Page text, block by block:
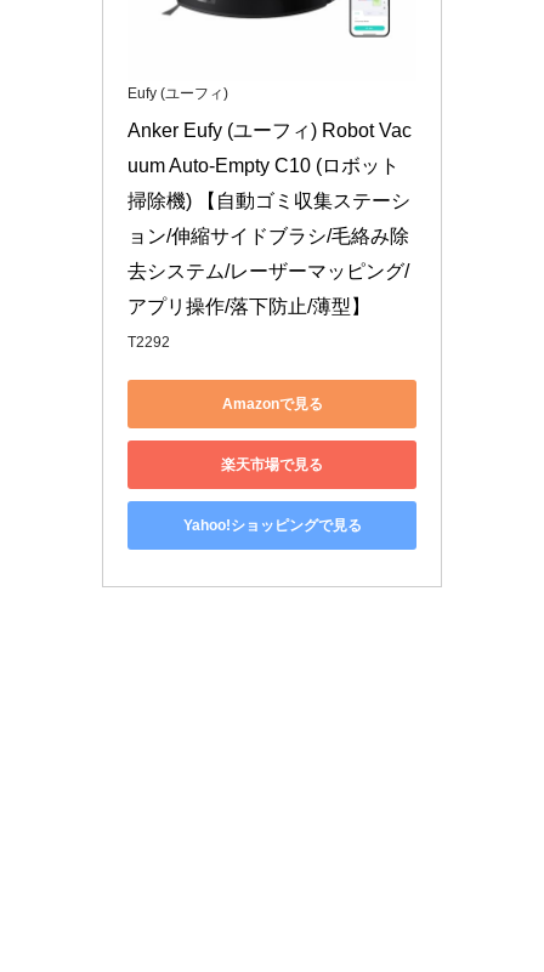
Eufy (ユーフィ)
Anker Eufy (ユーフィ) Robot Vac
uum Auto-Empty C10 (ロボット
掃除機) 【自動ゴミ収集ステーシ
ョン/伸縮サイドブラシ/毛絡み除
去システム/レーザーマッピング/
アプリ操作/落下防止/薄型】
T2292
Amazonで見る
楽天市場で見る
Yahoo!ショッピングで見る